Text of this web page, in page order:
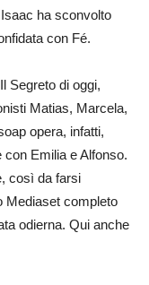
ha sconvolto
con Fé.
Segreto di oggi,
Matias, Marcela,
opera, infatti,
Emilia e Alfonso.
così da farsi
Mediaset completo
odierna. Qui anche